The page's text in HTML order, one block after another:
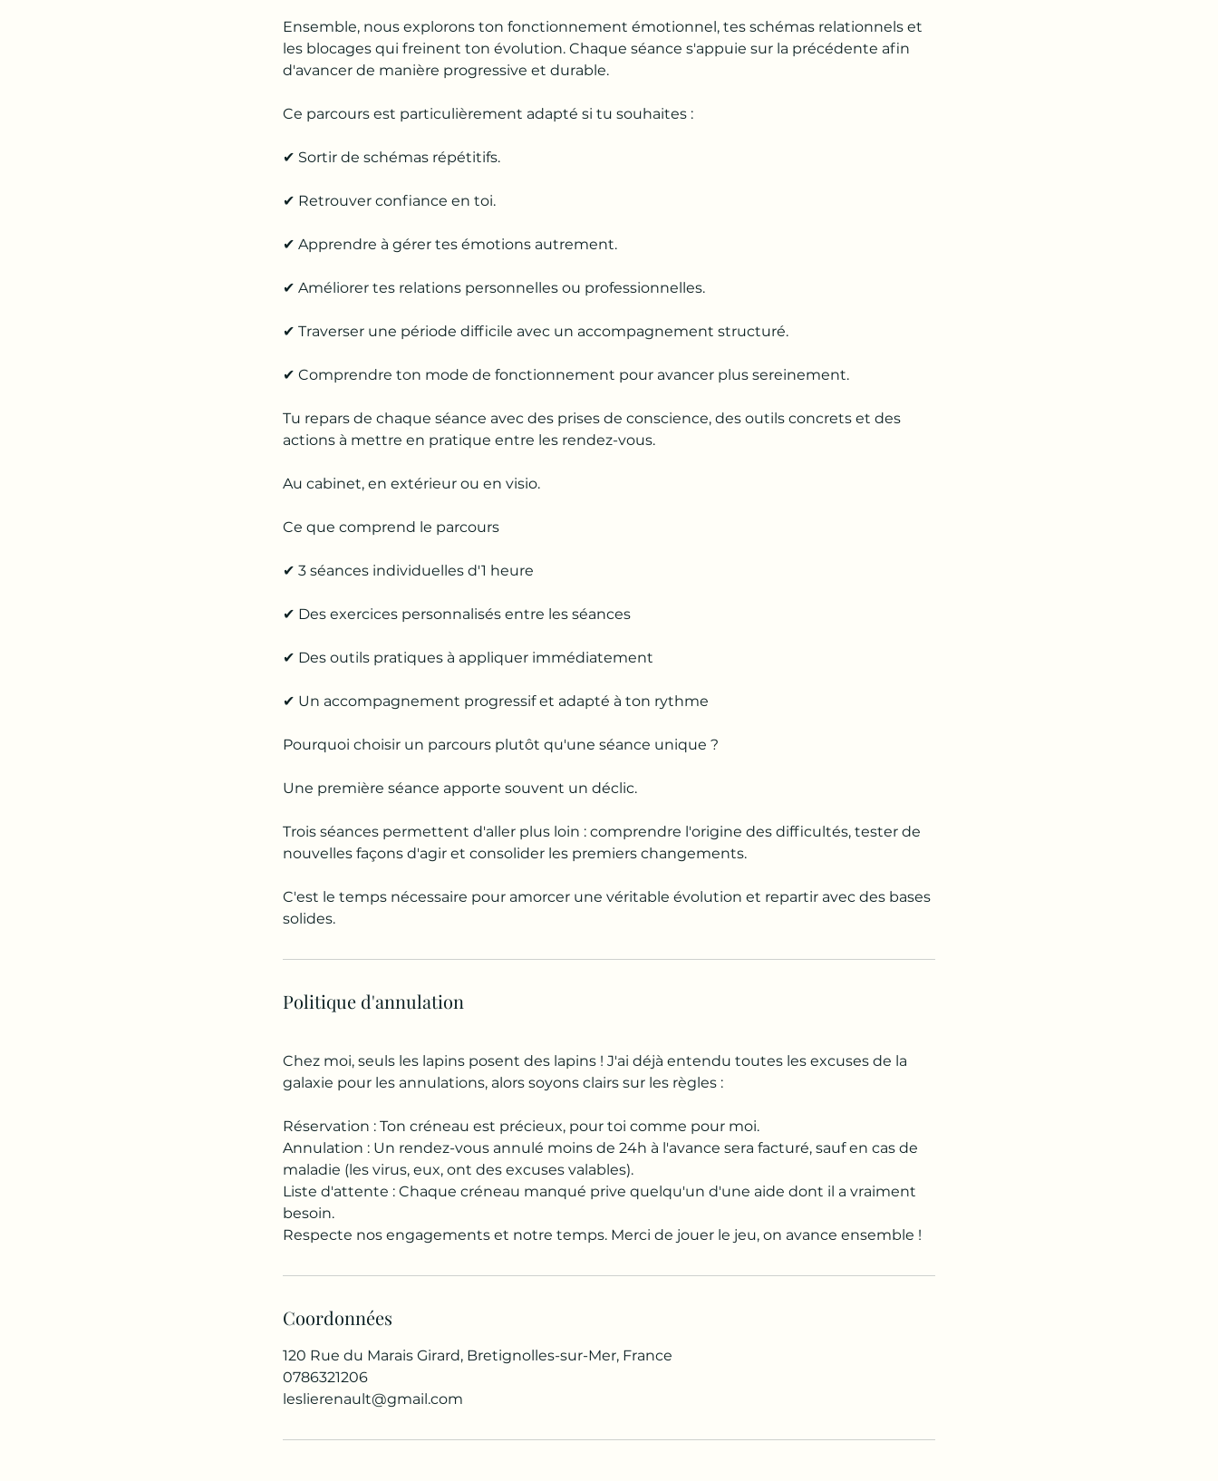
Ensemble, nous explorons ton fonctionnement émotionnel, tes schémas relationnels et
les blocages qui freinent ton évolution. Chaque séance s'appuie sur la précédente afin
d'avancer de manière progressive et durable.
Ce parcours est particulièrement adapté si tu souhaites :
✔ Sortir de schémas répétitifs.
✔ Retrouver confiance en toi.
✔ Apprendre à gérer tes émotions autrement.
✔ Améliorer tes relations personnelles ou professionnelles.
✔ Traverser une période difficile avec un accompagnement structuré.
✔ Comprendre ton mode de fonctionnement pour avancer plus sereinement.
Tu repars de chaque séance avec des prises de conscience, des outils concrets et des
actions à mettre en pratique entre les rendez-vous.
Au cabinet, en extérieur ou en visio.
Ce que comprend le parcours
✔ 3 séances individuelles d'1 heure
✔ Des exercices personnalisés entre les séances
✔ Des outils pratiques à appliquer immédiatement
✔ Un accompagnement progressif et adapté à ton rythme
Pourquoi choisir un parcours plutôt qu'une séance unique ?
Une première séance apporte souvent un déclic.
Trois séances permettent d'aller plus loin : comprendre l'origine des difficultés, tester de
nouvelles façons d'agir et consolider les premiers changements.
C'est le temps nécessaire pour amorcer une véritable évolution et repartir avec des bases
solides.
Politique d'annulation
Chez moi, seuls les lapins posent des lapins ! J'ai déjà entendu toutes les excuses de la
galaxie pour les annulations, alors soyons clairs sur les règles :
Réservation : Ton créneau est précieux, pour toi comme pour moi.
Annulation : Un rendez-vous annulé moins de 24h à l'avance sera facturé, sauf en cas de
maladie (les virus, eux, ont des excuses valables).
Liste d'attente : Chaque créneau manqué prive quelqu'un d'une aide dont il a vraiment
besoin.
Respecte nos engagements et notre temps. Merci de jouer le jeu, on avance ensemble !
Coordonnées
120 Rue du Marais Girard, Bretignolles-sur-Mer, France
0786321206
leslierenault@gmail.com